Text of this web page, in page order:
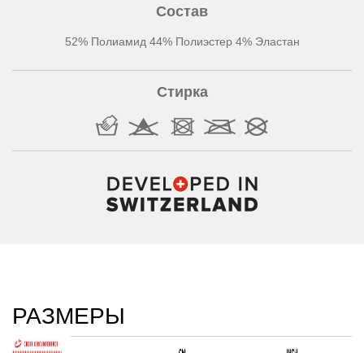
Состав
52% Полиамид 44% Полиэстер 4% Эластан
Стирка
РАЗМЕРЫ